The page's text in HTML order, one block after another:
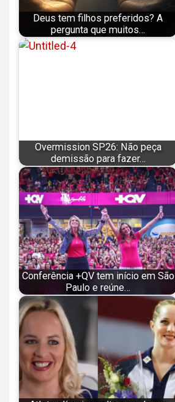
Deus tem filhos preferidos? A
pergunta que muitos…
Overmission SP26: Não peça
demissão para fazer…
Conferência +QV tem início em São
Paulo e reúne…